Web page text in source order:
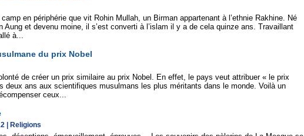
en périphérie que vit Rohin Mullah, un Birman appartenant à l’ethnie Rakhine. Né
Aung et devenu moine, il s’est converti à l’islam il y a de cela quinze ans. Travaillant
à...
du prix Nobel
de créer un prix similaire au prix Nobel. En effet, le pays veut attribuer « le prix
deux ans aux scientifiques musulmans les plus méritants dans le monde. Voilà un
ceux...
Religions